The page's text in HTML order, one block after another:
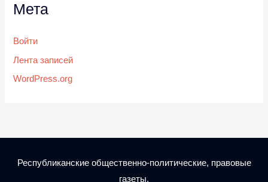
Мета
Войти
Лента записей
WordPress.org
Республиканские общественно-политические, правовые
газеты.